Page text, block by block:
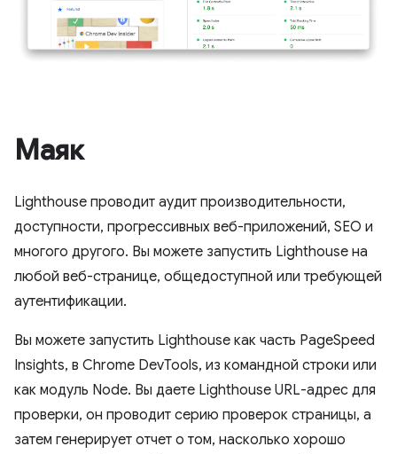
Маяк
Lighthouse проводит аудит производительности,
доступности, прогрессивных веб-приложений, SEO и
многого другого. Вы можете запустить Lighthouse на
любой веб-странице, общедоступной или требующей
аутентификации.
Вы можете запустить Lighthouse как часть PageSpeed ​​
Insights, в Chrome DevTools, из командной строки или
как модуль Node. Вы даете Lighthouse URL-адрес для
проверки, он проводит серию проверок страницы, а
затем генерирует отчет о том, насколько хорошо